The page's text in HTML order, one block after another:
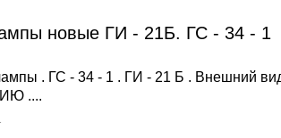
новые ГИ - 21Б. ГС - 34 - 1
. ГС - 34 - 1 . ГИ - 21 Б . Внешний
....